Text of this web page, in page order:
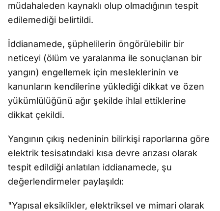
müdahaleden kaynaklı olup olmadığının tespit
edilemediği belirtildi.
İddianamede, şüphelilerin öngörülebilir bir
neticeyi (ölüm ve yaralanma ile sonuçlanan bir
yangın) engellemek için mesleklerinin ve
kanunların kendilerine yüklediği dikkat ve özen
yükümlülüğünü ağır şekilde ihlal ettiklerine
dikkat çekildi.
Yangının çıkış nedeninin bilirkişi raporlarına göre
elektrik tesisatındaki kısa devre arızası olarak
tespit edildiği anlatılan iddianamede, şu
değerlendirmeler paylaşıldı:
"Yapısal eksiklikler, elektriksel ve mimari olarak